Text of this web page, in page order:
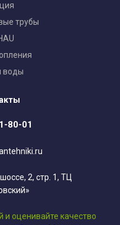
трубы
воды
80-01
2, стр. 1, ТЦ